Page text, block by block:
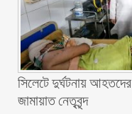
সিলেটে দুর্ঘটনায়
জামায়াত নেতৃবৃন্দ